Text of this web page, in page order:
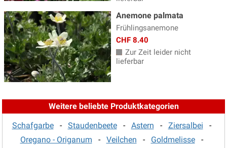
Spornblume(2)
Staudenclematis(11)
Staudenhibiskus
(13)
Sterndolde(8)
Stockrosen
Storchschnabel(54)
Taglilien(38)
Anemone palmata
Frühlingsanemone
CHF 8.40
Zur Zeit leider nicht
lieferbar
Weitere beliebte Produktkategorien
Schafgarbe- Staudenbeete- Astern - Ziersalbei -
Oregano - Origanum - Veilchen - Goldmelisse-